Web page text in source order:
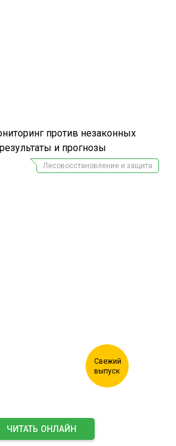
против незаконных
и прогнозы
Лесовосстановление и защита
ЧИТАТЬ ОНЛАЙН